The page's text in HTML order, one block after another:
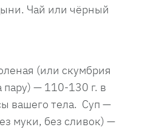
Чай или чёрный
(или скумбрия
пару) — 110-130 г. в
вашего тела. Суп —
муки, без сливок) —